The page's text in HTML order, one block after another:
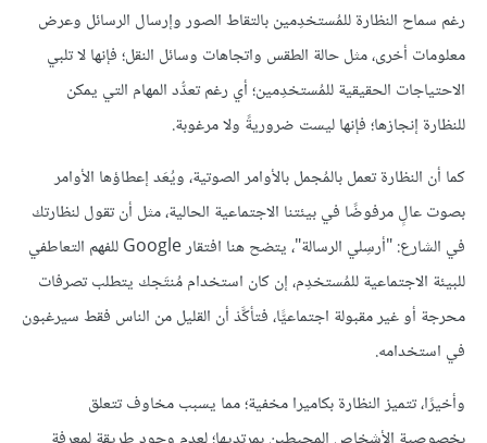
رغم سماح النظارة للمُستخدِمين بالتقاط الصور وإرسال الرسائل وعرض
معلومات أخرى، مثل حالة الطقس واتجاهات وسائل النقل؛ فإنها لا تلبي
الاحتياجات الحقيقية للمُستخدِمين؛ أي رغم تعدُّد المهام التي يمكن
للنظارة إنجازها؛ فإنها ليست ضروريةً ولا مرغوبة.
كما أن النظارة تعمل بالمُجمل بالأوامر الصوتية، ويُعَد إعطاؤها الأوامر
بصوت عالٍ مرفوضًا في بيئتنا الاجتماعية الحالية، مثل أن تقول لنظارتك
في الشارع: "أرسِلي الرسالة"، يتضح هنا افتقار Google للفهم التعاطفي
للبيئة الاجتماعية للمُستخدِم، إن كان استخدام مُنتَجك يتطلب تصرفات
محرجة أو غير مقبولة اجتماعيًّا، فتأكَّدْ أن القليل من الناس فقط سيرغبون
في استخدامه.
وأخيرًا، تتميز النظارة بكاميرا مخفية؛ مما يسبب مخاوف تتعلق